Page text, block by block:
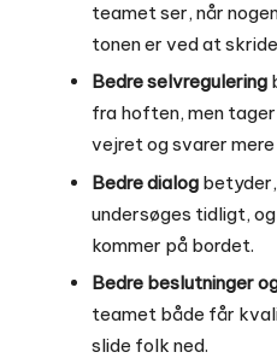
teamet ser, når
tonen er ved at
Bedre selvregulering
fra hoften, men
vejret og svarer
Bedre dialog
undersøges tidligt,
kommer på bordet.
Bedre beslutninger
teamet både får
slide folk ned.